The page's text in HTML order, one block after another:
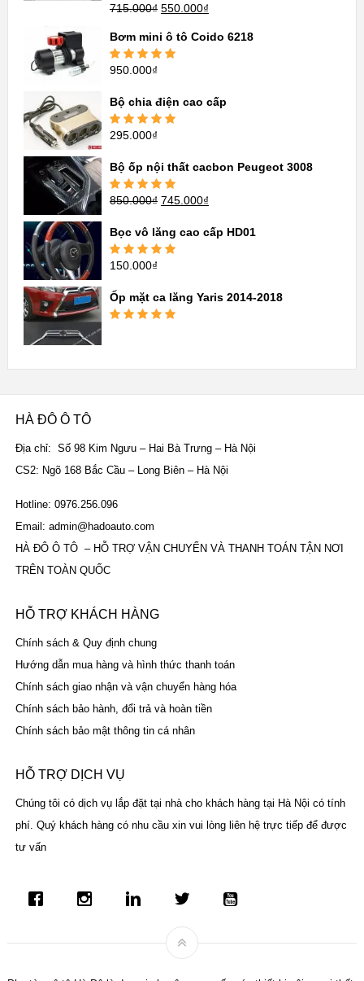
Được xếp
sao
715.000₫ 550.000₫
Bơm mini ô tô Coido 6218
Được xếp
950.000₫
Bộ chia điện cao cấp
Được xếp
295.000₫
Bộ ốp nội thất cacbon Peugeot 3008
Được xếp
850.000₫ 745.000₫
Bọc vô lăng cao cấp HD01
Được xếp
sao
150.000₫
Ốp mặt ca lăng Yaris 2014-2018
HÀ ĐÔ Ô TÔ
Địa chỉ: Số 98 Kim Ngưu – Hai Bà Trưng – Hà Nội
CS2: Ngõ 168 Bắc Cầu – Long Biên – Hà Nội
Hotline: 0976.256.096
Email: admin@hadoauto.com
HÀ ĐÔ Ô TÔ – HỖ TRỢ VẬN CHUYỂN VÀ THANH TOÁN TẬN NƠI
TRÊN TOÀN QUỐC
HỖ TRỢ KHÁCH HÀNG
Chính sách & Quy định chung
Hướng dẫn mua hàng và hình thức thanh toán
Chính sách giao nhận và vận chuyển hàng hóa
Chính sách bảo hành, đổi trả và hoàn tiền
Chính sách bảo mật thông tin cá nhân
HỖ TRỢ DỊCH VỤ
Chúng tôi có dịch vụ lắp đặt tại nhà cho khách hàng tại Hà Nội có tính
phí. Quý khách hàng có nhu cầu xin vui lòng liên hệ trực tiếp để được
tư vấn